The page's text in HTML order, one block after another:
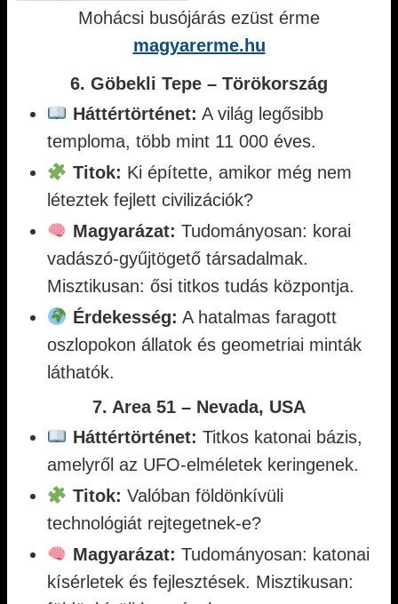
Mohácsi busójárás ezüst érme
magyarerme.hu
6. Göbekli Tepe – Törökország
Háttértörténet: A világ legősibb
temploma, több mint 11 000 éves.
Titok: Ki építette, amikor még nem
léteztek fejlett civilizációk?
Magyarázat: Tudományosan: korai
vadászó-gyűjtögető társadalmak.
Misztikusan: ősi titkos tudás központja.
Érdekesség: A hatalmas faragott
oszlopokon állatok és geometriai minták
láthatók.
7. Area 51 – Nevada, USA
Háttértörténet: Titkos katonai bázis,
amelyről az UFO-elméletek keringenek.
Titok: Valóban földönkívüli
technológiát rejtegetnek-e?
Magyarázat: Tudományosan: katonai
kísérletek és fejlesztések. Misztikusan: